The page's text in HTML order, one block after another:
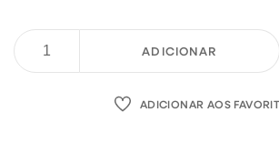
ADICIONAR
ADICIONAR AOS